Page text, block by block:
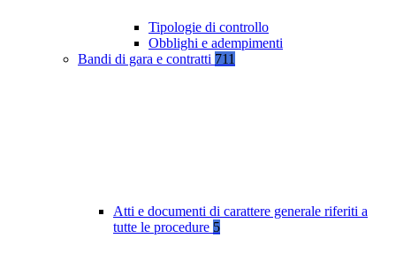
Tipologie di controllo
Obblighi e adempimenti
Bandi di gara e contratti 711
Atti e documenti di carattere generale riferiti a
tutte le procedure 5